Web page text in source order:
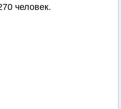
человек.